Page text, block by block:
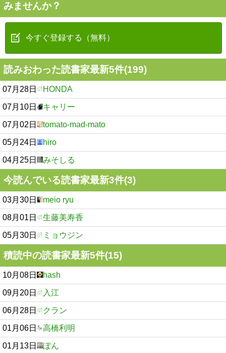
みませんか？
今すぐ登録する（無料）
読みおわった読書家最新5件(199)
07月28日 HONDA
07月10日 キャリー
07月02日 tomato-mad-mato
05月24日 hiro
04月25日 みそしる
今読んでいる読書家最新3件(3)
03月30日 meio ryu
08月01日 生藤美寿香
05月30日 ミョウジン
積読中の読書家最新5件(15)
10月08日 hash
09月20日 入江
06月28日 クラン
01月06日 高橋利明
01月13日 ぽん